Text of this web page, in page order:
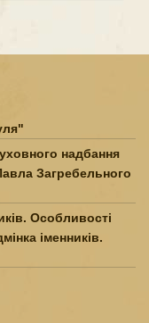
надбання
Загребельного
Особливості
іменників.